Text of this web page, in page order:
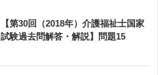
【第30回（2018年）介護福祉士国家
試験過去問解答・解説】問題15